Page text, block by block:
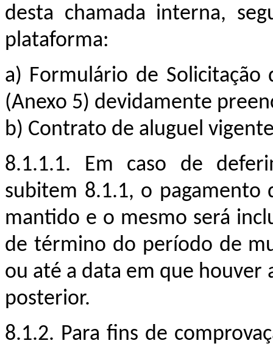
desta chamada interna,
plataforma:
a) Formulário de
(Anexo 5) devidamente
b) Contrato de aluguel
8.1.1.1. Em caso de
subitem 8.1.1, o pagamento
mantido e o mesmo será
de término do período de
ou até a data em que houver
posterior.
8.1.2. Para fins de